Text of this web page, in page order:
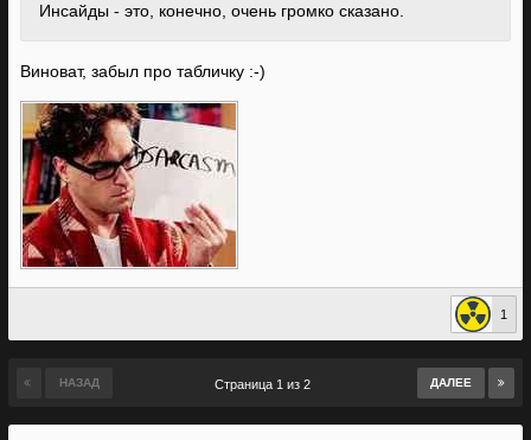
Инсайды - это, конечно, очень громко сказано.
Виноват, забыл про табличку :-)
1
НАЗАД ДАЛЕЕ
Страница 1 из 2